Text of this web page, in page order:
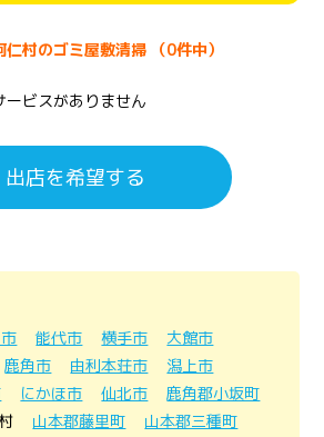
村のゴミ屋敷清掃 （0件中）
ビスがありません
出店を希望する
能代市 横手市
大館市
鹿角市 由利本荘市
潟上市
にかほ市 仙北市
鹿角郡小坂町
山本郡藤里町
山本郡三種町